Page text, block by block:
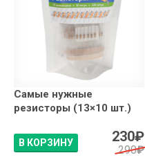
Самые нужные
резисторы (13×10 шт.)
В КОРЗИНУ 230₽
290₽